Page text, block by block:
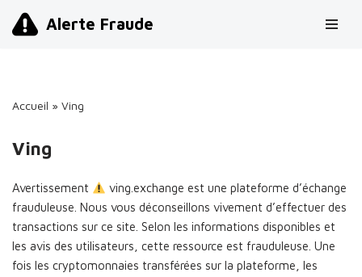
Alerte Fraude
Accueil » Ving
Ving
Avertissement
ving.exchange est une plateforme d’échange
frauduleuse. Nous vous déconseillons vivement d’effectuer des
transactions sur ce site. Selon les informations disponibles et
les avis des utilisateurs, cette ressource est frauduleuse. Une
fois les cryptomonnaies transférées sur la plateforme, les